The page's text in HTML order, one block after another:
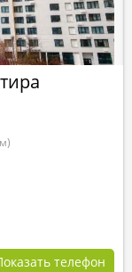
телефон